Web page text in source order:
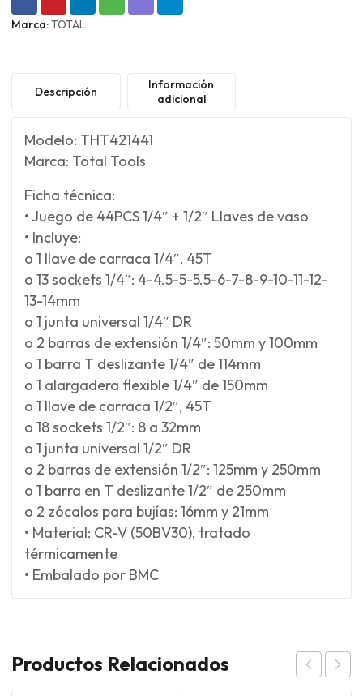
Marca:TOTAL
Descripción
Información
adicional
Modelo: THT421441
Marca: Total Tools
Ficha técnica:
• Juego de 44PCS 1/4″ + 1/2″ Llaves de vaso
• Incluye:
o 1 llave de carraca 1/4″, 45T
o 13 sockets 1/4″: 4-4.5-5-5.5-6-7-8-9-10-11-12-
13-14mm
o 1 junta universal 1/4″ DR
o 2 barras de extensión 1/4″: 50mm y 100mm
o 1 barra T deslizante 1/4″ de 114mm
o 1 alargadera flexible 1/4″ de 150mm
o 1 llave de carraca 1/2″, 45T
o 18 sockets 1/2″: 8 a 32mm
o 1 junta universal 1/2″ DR
o 2 barras de extensión 1/2″: 125mm y 250mm
o 1 barra en T deslizante 1/2″ de 250mm
o 2 zócalos para bujías: 16mm y 21mm
• Material: CR-V (50BV30), tratado
térmicamente
• Embalado por BMC
Productos Relacionados